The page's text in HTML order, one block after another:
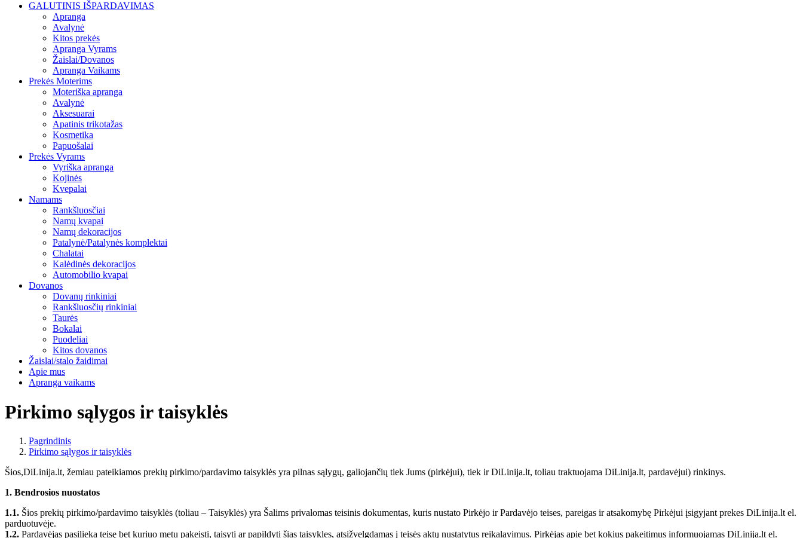
GALUTINIS IŠPARDAVIMAS
Apranga
Avalynė
Kitos prekės
Apranga Vyrams
Žaislai/Dovanos
Apranga Vaikams
Prekės Moterims
Moteriška apranga
Avalynė
Aksesuarai
Apatinis trikotažas
Kosmetika
Papuošalai
Prekės Vyrams
Vyriška apranga
Kojinės
Kvepalai
Namams
Rankšluosčiai
Namų kvapai
Namų dekoracijos
Patalynė/Patalynės komplektai
Chalatai
Kalėdinės dekoracijos
Automobilio kvapai
Dovanos
Dovanų rinkiniai
Rankšluosčių rinkiniai
Taurės
Bokalai
Puodeliai
Kitos dovanos
Žaislai/stalo žaidimai
Apie mus
Apranga vaikams
Pirkimo sąlygos ir taisyklės
Pagrindinis
Pirkimo sąlygos ir taisyklės
Šios,DiLinija.lt, žemiau pateikiamos prekių pirkimo/pardavimo taisyklės yra pilnas sąlygų, galiojančių tiek Jums (pirkėjui), tiek ir DiLinija.lt, toliau traktuojama DiLinija.lt, pardavėjui) rinkinys.
1. Bendrosios nuostatos
1.1. Šios prekių pirkimo/pardavimo taisyklės (toliau – Taisyklės) yra Šalims privalomas teisinis dokumentas, kuris nustato Pirkėjo ir Pardavėjo teises, pareigas ir atsakomybę Pirkėjui įsigyjant prekes DiLinija.lt el.
parduotuvėje.
1.2. Pardavėjas pasilieka teisę bet kuriuo metu pakeisti, taisyti ar papildyti šias taisykles, atsižvelgdamas į teisės aktų nustatytus reikalavimus. Pirkėjas apie bet kokius pakeitimus informuojamas DiLinija.lt el.